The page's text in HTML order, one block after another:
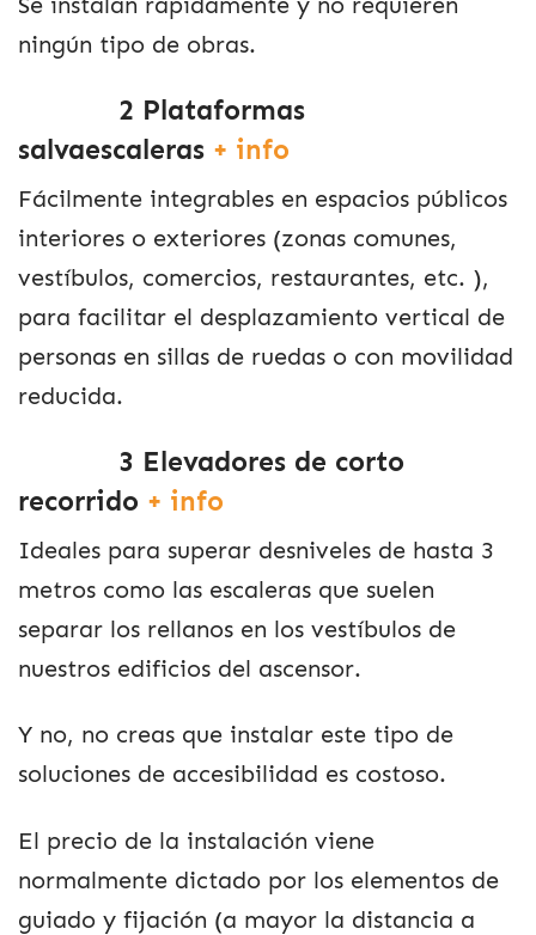
ningún tipo de obras.
2 Plataformas
salvaescaleras + info
Fácilmente integrables en espacios públicos
interiores o exteriores (zonas comunes,
vestíbulos, comercios, restaurantes, etc. ),
para facilitar el desplazamiento vertical de
personas en sillas de ruedas o con movilidad
reducida.
3 Elevadores de corto
recorrido + info
Ideales para superar desniveles de hasta 3
metros como las escaleras que suelen
separar los rellanos en los vestíbulos de
nuestros edificios del ascensor.
Y no, no creas que instalar este tipo de
soluciones de accesibilidad es costoso.
El precio de la instalación viene
normalmente dictado por los elementos de
guiado y fijación (a mayor la distancia a